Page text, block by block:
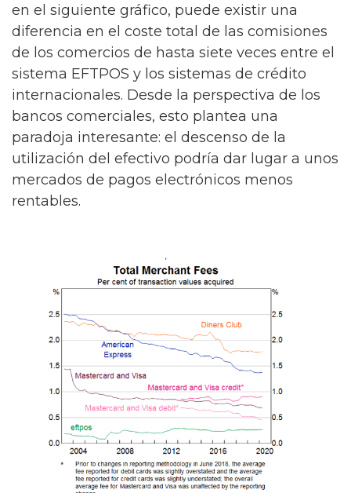
en el siguiente gráfico, puede existir una
diferencia en el coste total de las comisiones
de los comercios de hasta siete veces entre el
sistema EFTPOS y los sistemas de crédito
internacionales. Desde la perspectiva de los
bancos comerciales, esto plantea una
paradoja interesante: el descenso de la
utilización del efectivo podría dar lugar a unos
mercados de pagos electrónicos menos
rentables.